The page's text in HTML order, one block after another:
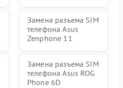
Замена разъема SIM
телефона Asus
Zenphone 11
Замена разъема SIM
телефона Asus ROG
Phone 6D